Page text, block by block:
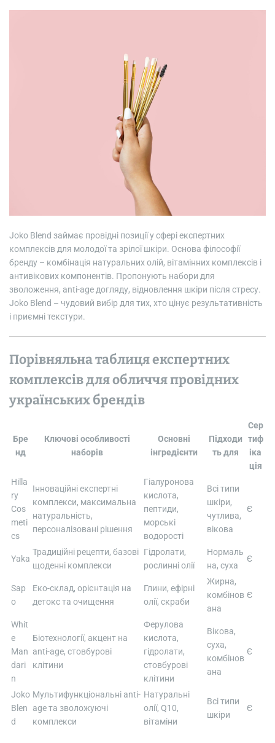
Joko Blend займає провідні позиції у сфері експертних
комплексів для молодої та зрілої шкіри. Основа філософії
бренду – комбінація натуральних олій, вітамінних комплексів і
антивікових компонентів. Пропонують набори для
зволоження, anti-age догляду, відновлення шкіри після стресу.
Joko Blend – чудовий вибір для тих, хто цінує результативність
і приємні текстури.
Порівняльна таблиця експертних
комплексів для обличчя провідних
українських брендів
Бре
нд
Ключові особливості
наборів
Основні
інгредієнти
Підходи
ть для
Сер
тиф
іка
ція
Hilla
ry
Cos
meti
cs
Інноваційні експертні
комплекси, максимальна
натуральність,
персоналізовані рішення
Гіалуронова
кислота,
пептиди,
морські
водорості
Всі типи
шкіри,
чутлива,
вікова
Є
Yaka
Традиційні рецепти, базові
щоденні комплекси
Гідролати,
рослинні олії
Нормаль
на, суха
Є
Sap
o
Еко-склад, орієнтація на
детокс та очищення
Глини, ефірні
олії, скраби
Жирна,
комбінов
ана
Є
Whit
e
Man
dari
n
Біотехнології, акцент на
anti-age, стовбурові
клітини
Ферулова
кислота,
гідролати,
стовбурові
клітини
Вікова,
суха,
комбінов
ана
Є
Joko
Blen
d
Мультифункціональні anti-
age та зволожуючі
комплекси
Натуральні
олії, Q10,
вітаміни
Всі типи
шкіри
Є